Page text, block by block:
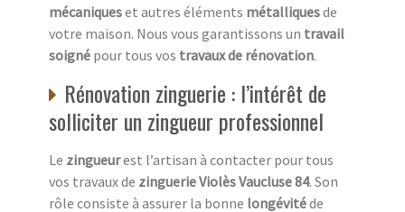
mécaniqueset autres éléments métalliquesde
votre maison. Nous vous garantissons un travail
soigné pour tous vos travaux de rénovation.
Rénovation zinguerie : l’intérêt de
solliciter un zingueur professionnel
Le zingueurest l’artisan à contacter pour tous
vos travaux de zinguerie Violès Vaucluse 84. Son
rôle consiste à assurer la bonne longévitéde